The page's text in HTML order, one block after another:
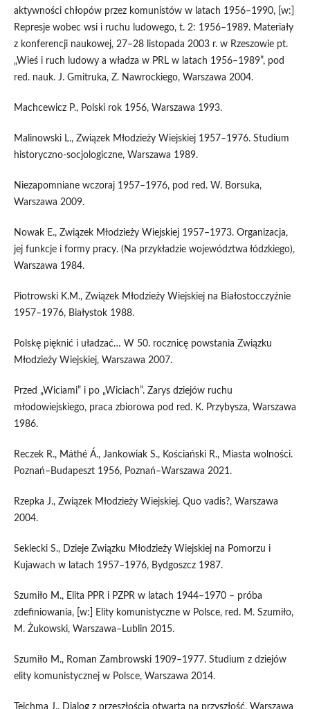
aktywności chłopów przez komunistów w latach 1956–1990, [w:]
Represje wobec wsi i ruchu ludowego, t. 2: 1956–1989. Materiały
z konferencji naukowej, 27–28 listopada 2003 r. w Rzeszowie pt.
„Wieś i ruch ludowy a władza w PRL w latach 1956–1989”, pod
red. nauk. J. Gmitruka, Z. Nawrockiego, Warszawa 2004.
Machcewicz P., Polski rok 1956, Warszawa 1993.
Malinowski L., Związek Młodzieży Wiejskiej 1957–1976. Studium
historyczno-socjologiczne, Warszawa 1989.
Niezapomniane wczoraj 1957–1976, pod red. W. Borsuka,
Warszawa 2009.
Nowak E., Związek Młodzieży Wiejskiej 1957–1973. Organizacja,
jej funkcje i formy pracy. (Na przykładzie województwa łódzkiego),
Warszawa 1984.
Piotrowski K.M., Związek Młodzieży Wiejskiej na Białostocczyźnie
1957–1976, Białystok 1988.
Polskę pięknić i uładzać… W 50. rocznicę powstania Związku
Młodzieży Wiejskiej, Warszawa 2007.
Przed „Wiciami” i po „Wiciach”. Zarys dziejów ruchu
młodowiejskiego, praca zbiorowa pod red. K. Przybysza, Warszawa
1986.
Reczek R., Máthé Á., Jankowiak S., Kościański R., Miasta wolności.
Poznań–Budapeszt 1956, Poznań–Warszawa 2021.
Rzepka J., Związek Młodzieży Wiejskiej. Quo vadis?, Warszawa
2004.
Seklecki S., Dzieje Związku Młodzieży Wiejskiej na Pomorzu i
Kujawach w latach 1957–1976, Bydgoszcz 1987.
Szumiło M., Elita PPR i PZPR w latach 1944–1970 – próba
zdefiniowania, [w:] Elity komunistyczne w Polsce, red. M. Szumiło,
M. Żukowski, Warszawa–Lublin 2015.
Szumiło M., Roman Zambrowski 1909–1977. Studium z dziejów
elity komunistycznej w Polsce, Warszawa 2014.